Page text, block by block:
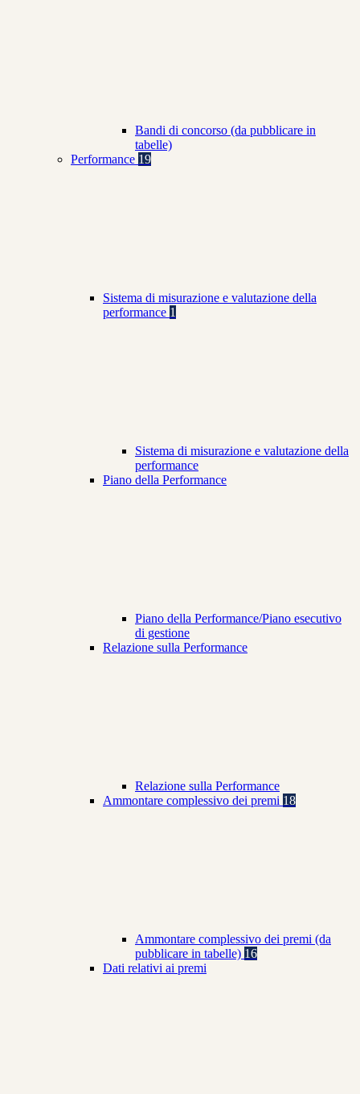
Bandi di concorso (da pubblicare in
tabelle)
Performance 19
Sistema di misurazione e valutazione della
performance 1
Sistema di misurazione e valutazione della
performance
Piano della Performance
Piano della Performance/Piano esecutivo
di gestione
Relazione sulla Performance
Relazione sulla Performance
Ammontare complessivo dei premi 18
Ammontare complessivo dei premi (da
pubblicare in tabelle) 16
Dati relativi ai premi